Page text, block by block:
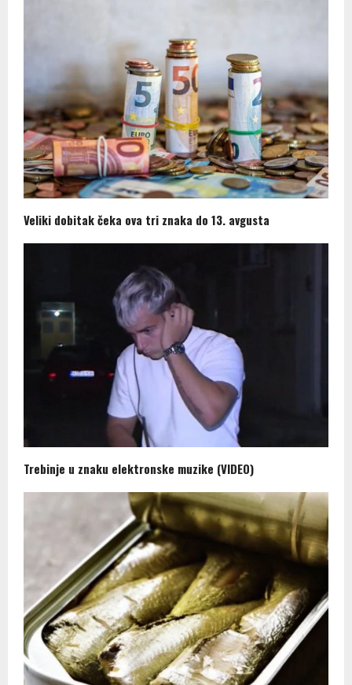
Veliki dobitak čeka ova tri znaka do 13. avgusta
Trebinje u znaku elektronske muzike (VIDEO)